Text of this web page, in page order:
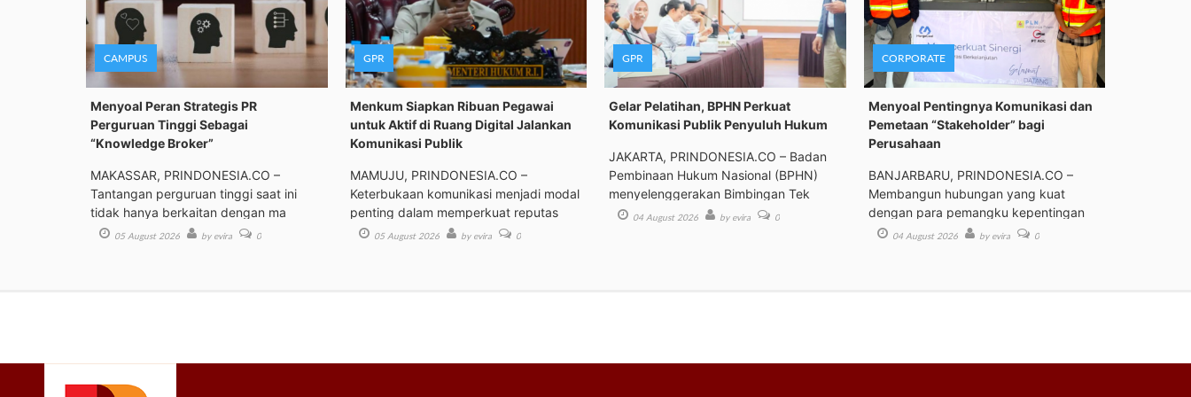
CAMPUS
Menyoal Peran Strategis PR
Perguruan Tinggi Sebagai
“Knowledge Broker”
MAKASSAR, PRINDONESIA.CO –
Tantangan perguruan tinggi saat ini
tidak hanya berkaitan dengan ma
05 August 2026 by evira 0
GPR
Menkum Siapkan Ribuan Pegawai
untuk Aktif di Ruang Digital Jalankan
Komunikasi Publik
MAMUJU, PRINDONESIA.CO –
Keterbukaan komunikasi menjadi modal
penting dalam memperkuat reputas
05 August 2026 by evira 0
GPR
Gelar Pelatihan, BPHN Perkuat
Komunikasi Publik Penyuluh Hukum
JAKARTA, PRINDONESIA.CO – Badan
Pembinaan Hukum Nasional (BPHN)
menyelenggerakan Bimbingan Tek
04 August 2026 by evira 0
CORPORATE
Menyoal Pentingnya Komunikasi dan
Pemetaan “Stakeholder” bagi
Perusahaan
BANJARBARU, PRINDONESIA.CO –
Membangun hubungan yang kuat
dengan para pemangku kepentingan
(st
04 August 2026 by evira 0